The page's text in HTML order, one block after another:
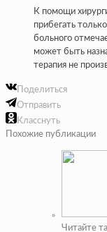
К помощи
прибегать
больного
может быть
терапия не
Поделиться
Отправить
Класснуть
Похожие публикации
Читайте